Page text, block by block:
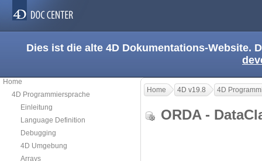
Dies ist die alte 4D Dokumentations-Website.
Home
4D Programmiersprache
Einleitung
Language Definition
Debugging
4D Umgebung
Arrays
Home 4D v19.8 4D
ORDA -